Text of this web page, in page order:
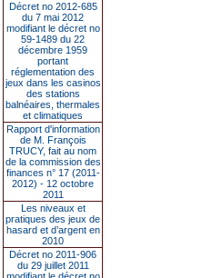
Décret no 2012-685
du 7 mai 2012
modifiant le décret no
59-1489 du 22
décembre 1959
portant
réglementation des
jeux dans les casinos
des stations
balnéaires, thermales
et climatiques
Rapport d'information
de M. François
TRUCY, fait au nom
de la commission des
finances n° 17 (2011-
2012) - 12 octobre
2011
Les niveaux et
pratiques des jeux de
hasard et d’argent en
2010
Décret no 2011-906
du 29 juillet 2011